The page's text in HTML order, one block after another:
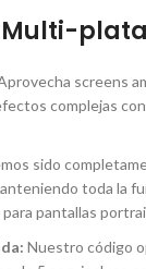
screens
complejas
sido
toda la
pantallas
Nuestro código